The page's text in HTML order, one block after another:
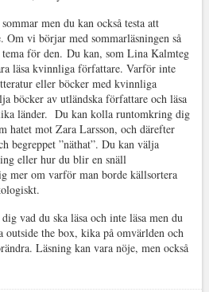
men du kan också testa att
Om vi börjar med sommarläsningen så
för den. Du kan, som Lina Kalmteg
läsa kvinnliga författare. Varför inte
eller böcker med kvinnliga
böcker av utländska författare och läsa
länder. Du kan kolla runtomkring dig
hatet mot Zara Larsson, och därefter
begreppet ”näthat”. Du kan välja
eller hur du blir en snäll
mer om varför man borde källsortera
vad du ska läsa och inte läsa men du
outside the box, kika på omvärlden och
Läsning kan vara nöje, men också